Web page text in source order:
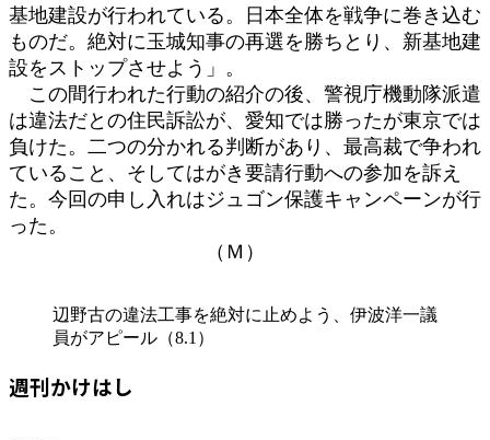
基地建設が行われている。日本全体を戦争に巻き込む
ものだ。絶対に玉城知事の再選を勝ちとり、新基地建
設をストップさせよう」。
この間行われた行動の紹介の後、警視庁機動隊派遣
は違法だとの住民訴訟が、愛知では勝ったが東京では
負けた。二つの分かれる判断があり、最高裁で争われ
ていること、そしてはがき要請行動への参加を訴え
た。今回の申し入れはジュゴン保護キャンペーンが行
った。
（Ｍ）
辺野古の違法工事を絶対に止めよう、伊波洋一議
員がアピール（8.1）
週刊かけはし